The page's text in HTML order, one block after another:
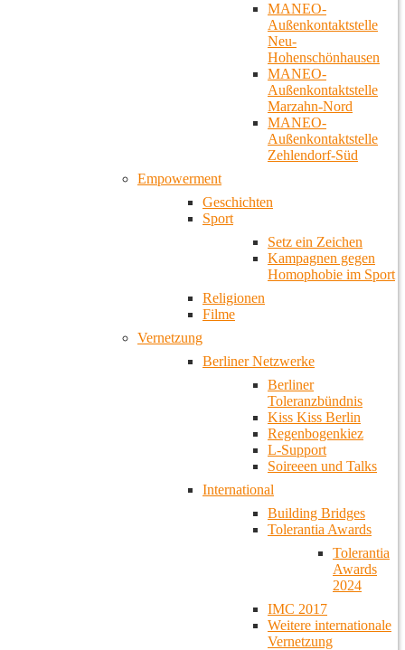
MANEO-
Außenkontaktstelle
Neu-
Hohenschönhausen
MANEO-
Außenkontaktstelle
Marzahn-Nord
MANEO-
Außenkontaktstelle
Zehlendorf-Süd
Empowerment
Geschichten
Sport
Setz ein Zeichen
Kampagnen gegen
Homophobie im Sport
Religionen
Filme
Vernetzung
Berliner Netzwerke
Berliner
Toleranzbündnis
Kiss Kiss Berlin
Regenbogenkiez
L-Support
Soireeen und Talks
International
Building Bridges
Tolerantia Awards
Tolerantia
Awards
2024
IMC 2017
Weitere internationale
Vernetzung